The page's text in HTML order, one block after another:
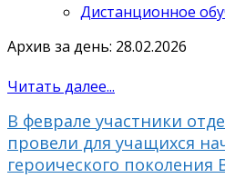
Дистанционное
Архив за день: 28.02.2026
Читать далее...
В феврале участники
провели для учащихся
героического